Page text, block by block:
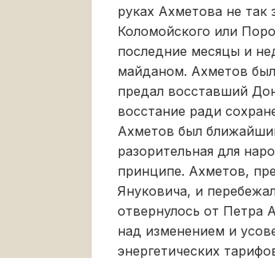
руках Ахметова не
Коломойского или
последние месяцы и
майданом. Ахметов
предал восставший
восстание ради
Ахметов был
разорительная для
принципе. Ахметов,
Януковича, и
отвернулось от Петра
над изменением и
энергетических